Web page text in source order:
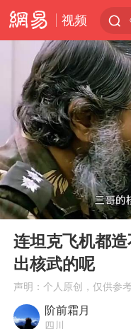
视频
Play
00:00
连坦克飞机都
出核武的呢
声明：个人原创，仅供参
阶前霜月
四川